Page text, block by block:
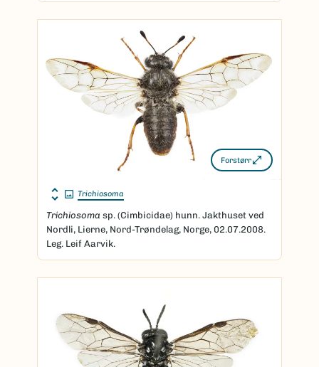
Forstørr
Trichiosoma
Trichiosoma sp. (Cimbicidae) hunn. Jakthuset ved
Nordli, Lierne, Nord-Trøndelag, Norge, 02.07.2008.
Leg. Leif Aarvik.